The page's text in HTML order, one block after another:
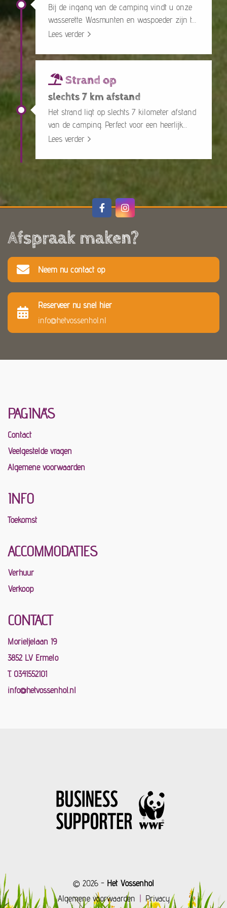
Bij de ingang van de camping vindt u onze
wasserette. Wasmunten en waspoeder zijn te
verkrijgen bij de receptie.
Lees verder
Strand op
slechts 7 km afstand
Het strand ligt op slechts 7 kilometer afstand
van de camping. Perfect voor een heerlijk
dagje uit of voor een wandeling.
Lees verder
Afspraak maken?
Neem nu contact op
Reserveer nu snel hier
info@hetvossenhol.nl
PAGINA'S
Contact
Veelgestelde vragen
Algemene voorwaarden
INFO
Toekomst
ACCOMMODATIES
Verhuur
Verkoop
CONTACT
Morieljelaan 19
3852 LV Ermelo
T. 0341552101
info@hetvossenhol.nl
© 2026 - Het Vossenhol
Algemene voorwaarden
Privacy